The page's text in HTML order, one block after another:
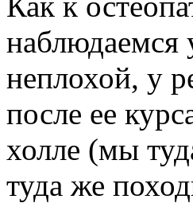
наблюдаемся
неплохой, у
после ее
холле (мы
туда же